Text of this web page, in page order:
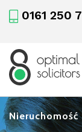
0161 250
Nieruchomość